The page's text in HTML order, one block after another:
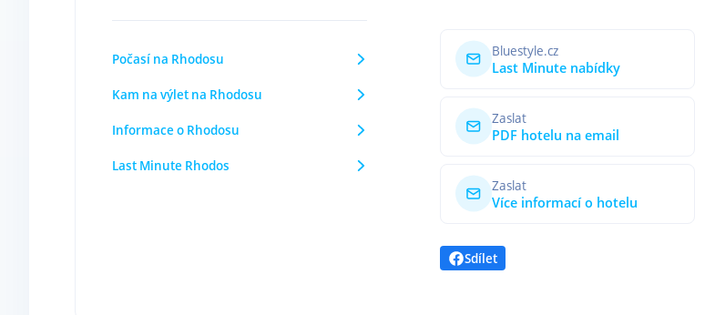
Počasí na Rhodosu
Kam na výlet na Rhodosu
Informace o Rhodosu
Last Minute Rhodos
Bluestyle.cz
Last Minute nabídky
Zaslat
PDF hotelu na email
Zaslat
Více informací o hotelu
Sdílet